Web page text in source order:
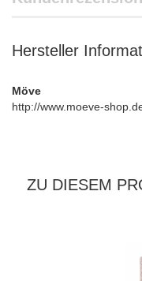
Hersteller
Möve
http://www.moeve-
ZU DIESEM